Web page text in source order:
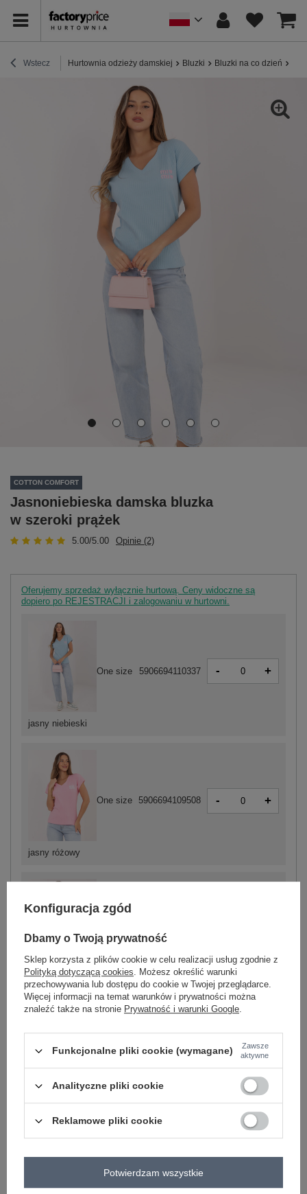
Wstecz Hurtownia odzieży damskiej Bluzki Bluzki na co dzień
COTTON COMFORT
Jasnoniebieska damska bluzka
w szeroki prążek
5.00/5.00 Opinie (2)
Oferujemy sprzedaż wyłącznie hurtową. Ceny widoczne są
dopiero po REJESTRACJI i zalogowaniu w hurtowni.
jasny różowy
One size 5906694109508 - +
jasny niebieski
One size 5906694110337 - +
ecru
ZALOGUJ SIĘ I ZOBACZ CENĘ
Masz pytanie? Chętnie pomożemy.
Zadzwoń+48 601 547 740 Zadaj pytanie
skład materiału : 90% bawełna , 10% elastan
sposób prania : pranie w pralce w 30°C
Konfiguracja zgód
Dbamy o Twoją prywatność
Sklep korzysta z plików cookie w celu realizacji usług zgodnie z
Polityką dotyczącą cookies. Możesz określić warunki
przechowywania lub dostępu do cookie w Twojej przeglądarce.
Więcej informacji na temat warunków i prywatności można
znaleźć także na stronie Prywatność i warunki Google.
Funkcjonalne pliki cookie (wymagane)
Zawsze
aktywne
Analityczne pliki cookie
Reklamowe pliki cookie
Potwierdzam wszystkie